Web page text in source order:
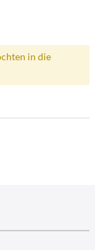
in die